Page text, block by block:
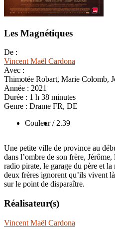
Les Magnétiques
De :
Vincent Maël Cardona
Avec :
Thimotée Robart, Marie Colomb,
Année : 2021
Durée : 1 h 38 minutes
Genre : Drame FR, DE
Couleur / 2.39
Une petite ville de province au
dans l’ombre de son frère,
radio pirate, le garage du père et
deux frères ignorent qu’ils vivent
sur le point de disparaître.
Réalisateur(s)
Vincent Maël Cardona